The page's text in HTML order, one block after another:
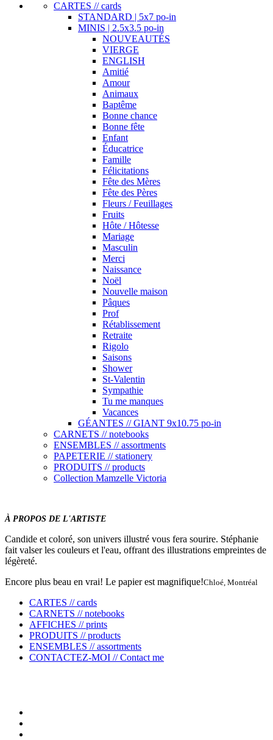
CARTES // cards
STANDARD | 5x7 po-in
MINIS | 2.5x3.5 po-in
NOUVEAUTÉS
VIERGE
ENGLISH
Amitié
Amour
Animaux
Baptême
Bonne chance
Bonne fête
Enfant
Éducatrice
Famille
Félicitations
Fête des Mères
Fête des Pères
Fleurs / Feuillages
Fruits
Hôte / Hôtesse
Mariage
Masculin
Merci
Naissance
Noël
Nouvelle maison
Pâques
Prof
Rétablissement
Retraite
Rigolo
Saisons
Shower
St-Valentin
Sympathie
Tu me manques
Vacances
GÉANTES // GIANT 9x10.75 po-in
CARNETS // notebooks
ENSEMBLES // assortments
PAPETERIE // stationery
PRODUITS // products
Collection Mamzelle Victoria
À PROPOS DE L'ARTISTE
Candide et coloré, son univers illustré vous fera sourire. Stéphanie
fait valser les couleurs et l'eau, offrant des illustrations empreintes de
légèreté.
Encore plus beau en vrai! Le papier est magnifique!Chloé, Montréal
CARTES // cards
CARNETS // notebooks
AFFICHES // prints
PRODUITS // products
ENSEMBLES // assortments
CONTACTEZ-MOI // Contact me